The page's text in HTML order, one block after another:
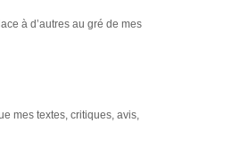
à d’autres au gré de mes
mes textes, critiques, avis,